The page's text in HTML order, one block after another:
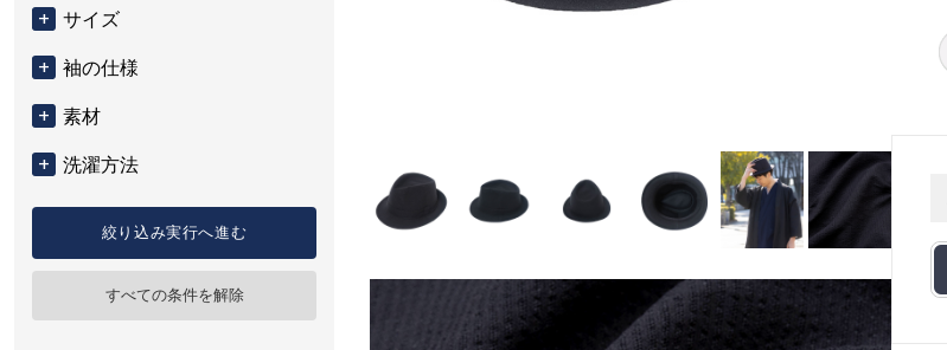
サイズ
袖の仕様
素材
洗濯方法
絞り込み実行へ進む
すべての条件を解除